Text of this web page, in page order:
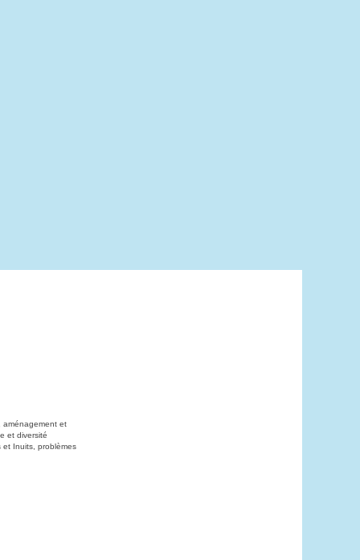
aménagement et
et diversité
et Inuits, problèmes